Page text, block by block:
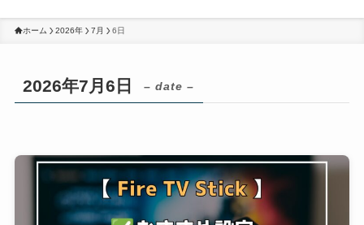
ホーム 2026年 7月 6日
2026年7月6日 – date –